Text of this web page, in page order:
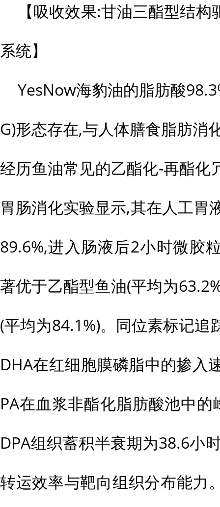
【吸收效果:甘油三酯型结
系统】
YesNow海豹油的脂肪酸
G)形态存在,与人体膳食脂肪消
经历鱼油常见的乙酯化-再酯化
胃肠消化实验显示,其在人工胃
89.6%,进入肠液后2小时微胶
著优于乙酯型鱼油(平均为
(平均为84.1%)。同位素标记追
DHA在红细胞膜磷脂中的掺入
PA在血浆非酯化脂肪酸池中
DPA组织蓄积半衰期为38.6小
转运效率与靶向组织分布能力